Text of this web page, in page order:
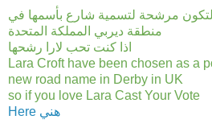
مرشحة لتسمية شارع بأسمها في
منطقة ديربي المملكة المتحدة
اذا كنت تحب لارا رشحها
Lara Croft have been chosen as a
new road name in Derby in UK
so if you love Lara Cast Your Vote
Here هني